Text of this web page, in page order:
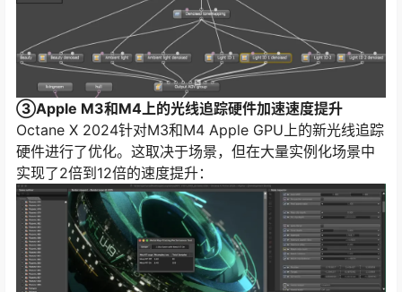
③Apple M3和M4上的光线追踪硬件加速速度提升
Octane X 2024针对M3和M4 Apple GPU上的新光线追踪
硬件进行了优化。这取决于场景，但在大量实例化场景中
实现了2倍到12倍的速度提升：